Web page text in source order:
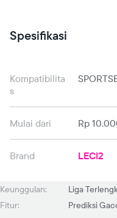
Spesifikasi
Kompatibilita
s
Mulai dari Rp
Brand LECI2
Keunggulan:
Liga
Fitur:
Prediksi